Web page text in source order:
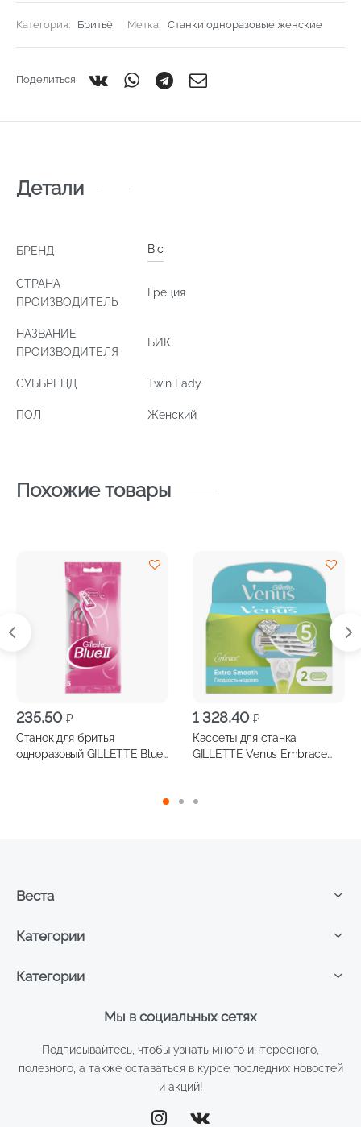
Категория: Бритьё Метка: Станки одноразовые женские
Поделиться
Детали
БРЕНД Bic
СТРАНА
ПРОИЗВОДИТЕЛЬ
Греция
НАЗВАНИЕ
ПРОИЗВОДИТЕЛЯ
БИК
СУББРЕНД Twin Lady
ПОЛ Женский
Похожие товары
235,50 ₽
Станок для бритья
одноразовый GILLETTE Blue-
1 328,40 ₽
Кассеты для станка
GILLETTE Venus Embrace
Мы в социальных сетях
Подписывайтесь, чтобы узнать много интересного,
полезного, а также оставаться в курсе последних новостей
и акций!
Категории
Категории
Веста